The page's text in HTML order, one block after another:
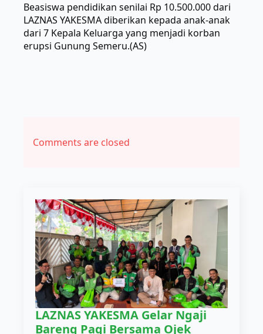
Beasiswa pendidikan senilai Rp 10.500.000 dari
LAZNAS YAKESMA diberikan kepada anak-anak
dari 7 Kepala Keluarga yang menjadi korban
erupsi Gunung Semeru.(AS)
Comments are closed
LAZNAS YAKESMA Gelar Ngaji
Bareng Pagi Bersama Ojek